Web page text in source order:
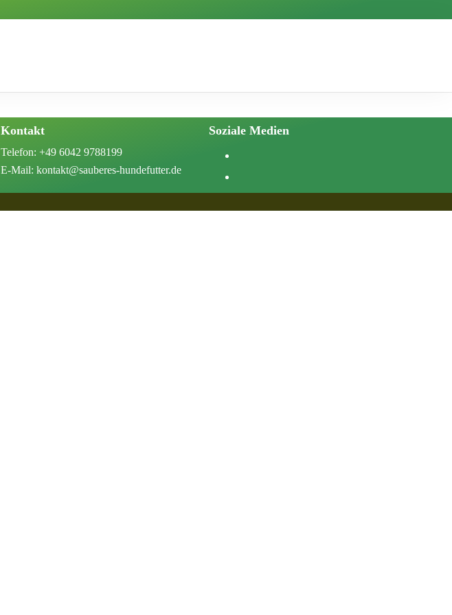
Kontakt
Telefon: +49 6042 9788199
E-Mail: kontakt@sauberes-hundefutter.de
Soziale Medien